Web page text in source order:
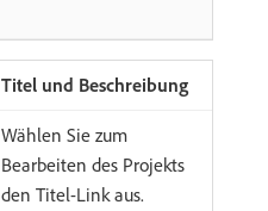
Titel und Beschreibung
Wählen Sie zum
Bearbeiten des Projekts
den Titel-Link aus.